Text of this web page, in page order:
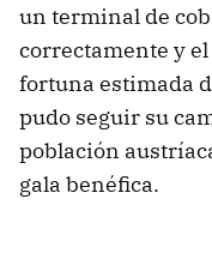
un terminal de
correctamente y
fortuna estimada
pudo seguir su
población
gala benéfica.